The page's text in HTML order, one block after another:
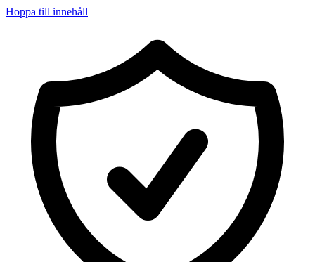
Hoppa till innehåll